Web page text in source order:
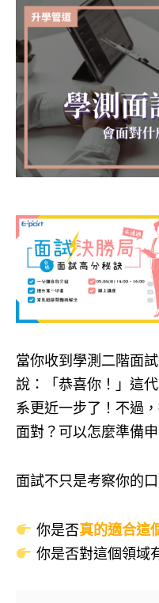
當你收到學測二階面
說：「恭喜你！」這
系更近一步了！不過
面對？可以怎麼準備
面試不只是考察你的
你是否真的適合這
你是否對這個領域